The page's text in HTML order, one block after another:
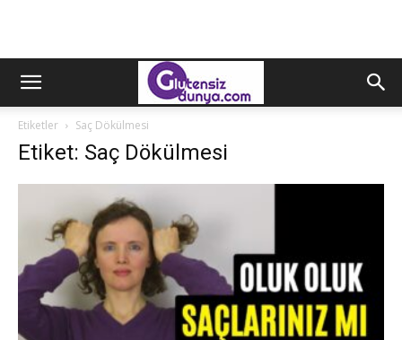
Etiketler Saç Dökülmesi
Etiket: Saç Dökülmesi